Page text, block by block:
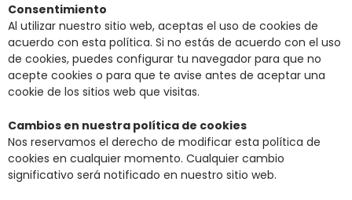
Consentimiento
Al utilizar nuestro sitio web, aceptas el uso de cookies de
acuerdo con esta política. Si no estás de acuerdo con el uso
de cookies, puedes configurar tu navegador para que no
acepte cookies o para que te avise antes de aceptar una
cookie de los sitios web que visitas.
Cambios en nuestra política de cookies
Nos reservamos el derecho de modificar esta política de
cookies en cualquier momento. Cualquier cambio
significativo será notificado en nuestro sitio web.